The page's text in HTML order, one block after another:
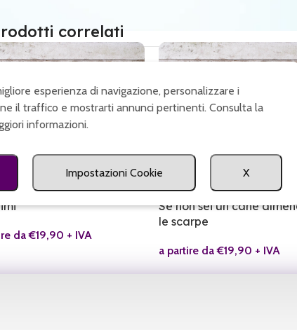
correlati
da€19,90 + IVA
SALDI
Se non sei un cane
le scarpe
a partire da€19,90 + IVA
esperienza di navigazione, personalizzare i
il traffico e mostrarti annunci pertinenti. Consulta la
informazioni.
Impostazioni Cookie X